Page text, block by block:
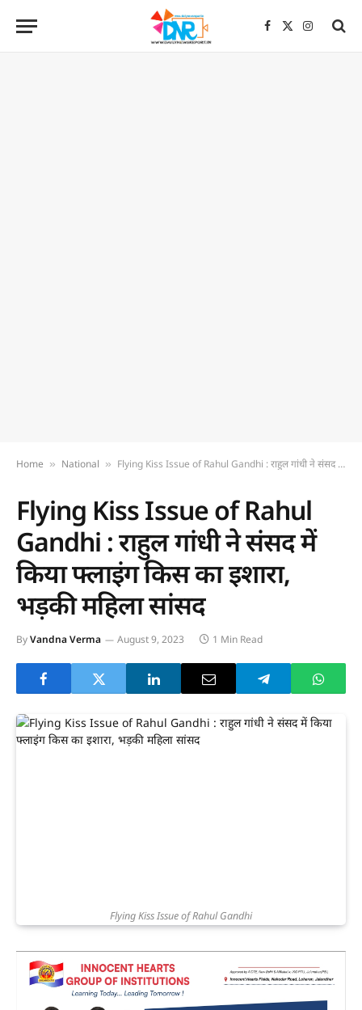
Facebook
X
Home » National » Flying Kiss Issue of Rahul Gandhi : राहुल गांधी ने संसद में किया फ्लाइंग किस का इशारा, भड़की महिला सांसद
Flying Kiss Issue of Rahul
Gandhi : राहुल गांधी ने संसद में
किया फ्लाइंग किस का इशारा,
भड़की महिला सांसद
ByVandna Verma August 9, 2023 1 Min Read
Flying Kiss Issue of Rahul Gandhi